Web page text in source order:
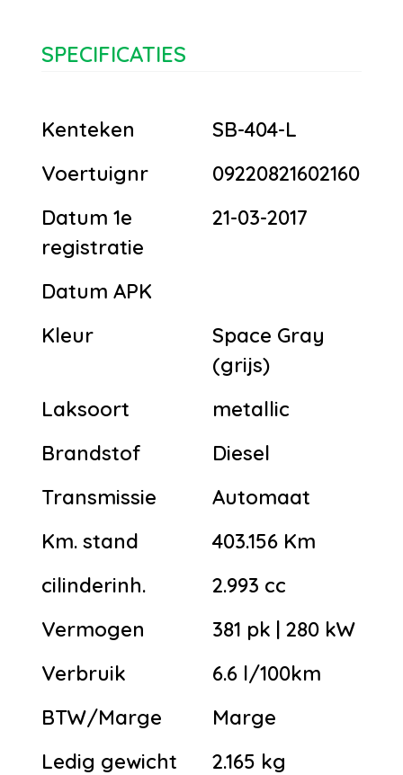
SPECIFICATIES
Kenteken
SB-404-L
Voertuignr
09220821602160
Datum 1e
registratie
21-03-2017
Datum APK
Kleur
Space Gray
(grijs)
Laksoort
metallic
Brandstof
Diesel
Transmissie
Automaat
Km. stand
403.156 Km
cilinderinh.
2.993 cc
Vermogen
381 pk | 280 kW
Verbruik
6.6 l/100km
BTW/Marge
Marge
Ledig gewicht
2.165 kg